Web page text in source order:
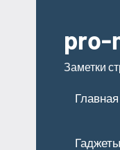
содержимому
pro-
Заметки
Главная